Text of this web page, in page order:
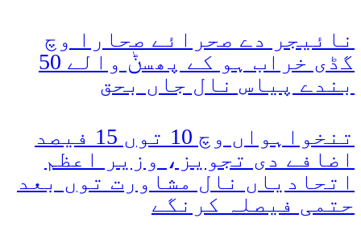
نائیجر دے صحرائے صحارا وچ
گڈی خراب ہو کے پھسݨ والے 50
بندے پیاس نال جاں بحق
تنخواہواں وچ 10 توں 15 فیصد
اضافے دی تجویز، وزیر اعظم
اتحادیاں نال مشاورت توں بعد
حتمی فیصلہ کرنگے